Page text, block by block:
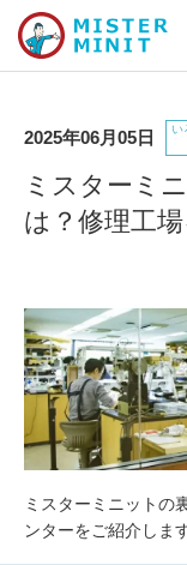
ミスターミニットに
修理サービス・料金
スニーカー修理
カバンの修理
傘修理
包丁研ぎ
2025年06月05日
い
ミスターミ
は？修理工
ミスターミニットの
ンターをご紹介しま